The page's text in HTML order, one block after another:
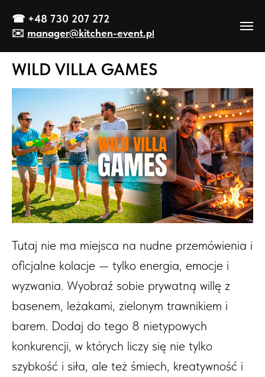
☎ +48 730 207 272
✉️ manager@kitchen-event.pl
WILD VILLA GAMES
Tutaj nie ma miejsca na nudne przemówienia i
oficjalne kolacje — tylko energia, emocje i
wyzwania. Wyobraź sobie prywatną willę z
basenem, leżakami, zielonym trawnikiem i
barem. Dodaj do tego 8 nietypowych
konkurencji, w których liczy się nie tylko
szybkość i siła, ale też śmiech, kreatywność i